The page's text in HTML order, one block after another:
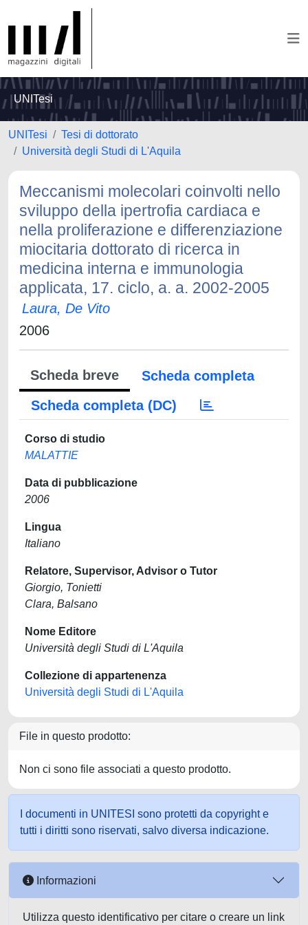
UNITesi
UNITesi
Tesi di dottorato
Università degli Studi di L'Aquila
Meccanismi molecolari coinvolti nello
sviluppo della ipertrofia cardiaca e
nella proliferazione e differenziazione
miocitaria dottorato di ricerca in
medicina interna e immunologia
applicata, 17. ciclo, a. a. 2002-2005
Laura, De Vito
2006
Scheda breve
Scheda completa
Scheda completa (DC)
Corso di studio
MALATTIE
Data di pubblicazione
2006
Lingua
Italiano
Relatore, Supervisor, Advisor o Tutor
Giorgio, Tonietti
Clara, Balsano
Nome Editore
Università degli Studi di L'Aquila
Collezione di appartenenza
Università degli Studi di L'Aquila
File in questo prodotto:
Non ci sono file associati a questo prodotto.
I documenti in UNITESI sono protetti da copyright e
tutti i diritti sono riservati, salvo diversa indicazione.
Informazioni
Utilizza questo identificativo per citare o creare un link